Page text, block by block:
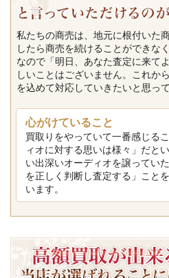
私たちの商売は、地元に根付いた
したら商売を続けることができな
なので「明日、あなた査定に来て
しいことはございません。これか
を込めて対応していきたいと思って
心がけていること
買取りをやっていて一番感じる
ィオに対する思いは様々」だと
い出深いオーディオを譲ってい
を正しく判断し査定する」こと
います。